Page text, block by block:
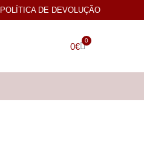
POLÍTICA DE DEVOLUÇÃO
0€
0